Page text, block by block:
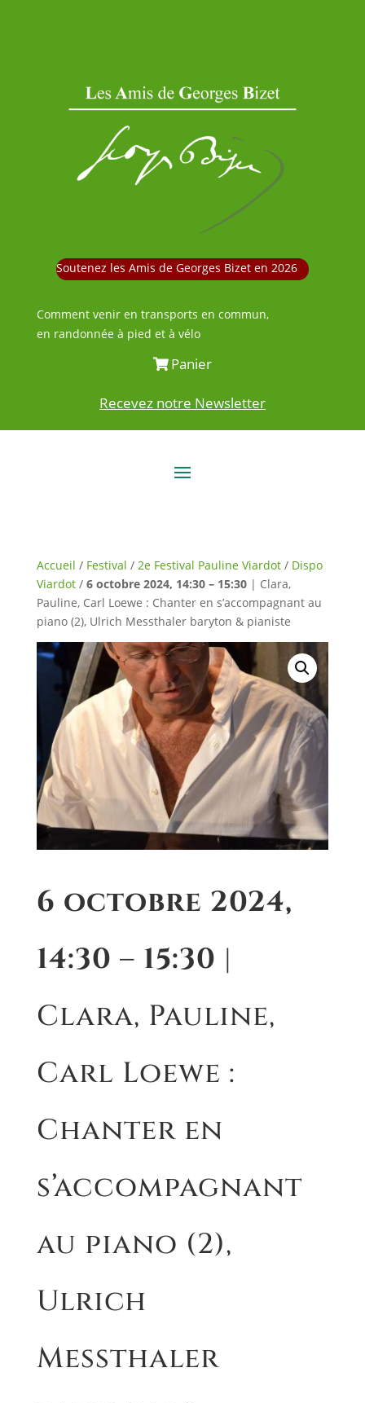
Soutenez les Amis de Georges Bizet en 2026
Comment venir en transports en commun,
en randonnée à pied et à vélo
Panier
Recevez notre Newsletter
Accueil / Festival / 2e Festival Pauline Viardot/ Dispo
Viardot/ 6 octobre 2024, 14:30 – 15:30| Clara,
Pauline, Carl Loewe : Chanter en s’accompagnant au
piano (2), Ulrich Messthaler baryton & pianiste
6 octobre 2024,
14:30 – 15:30 |
Clara, Pauline,
Carl Loewe :
Chanter en
s’accompagnant
au piano (2),
Ulrich
Messthaler